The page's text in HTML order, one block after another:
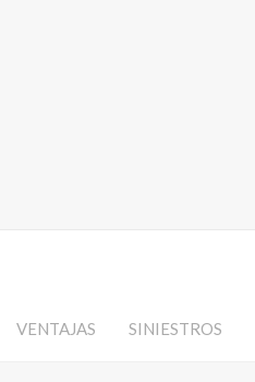
VENTAJAS SINIESTROS